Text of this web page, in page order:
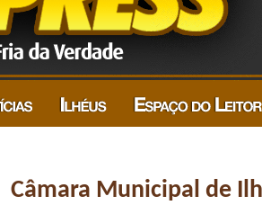
Câmara Municipal de